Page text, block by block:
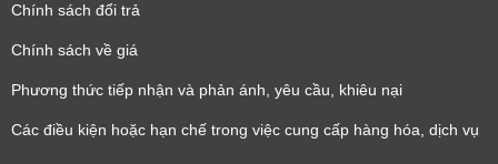
Chính sách đổi trả
Chính sách về giá
Phương thức tiếp nhận và phản ánh, yêu cầu, khiêu nại
Các điều kiện hoặc hạn chế trong việc cung cấp hàng hóa, dịch vụ